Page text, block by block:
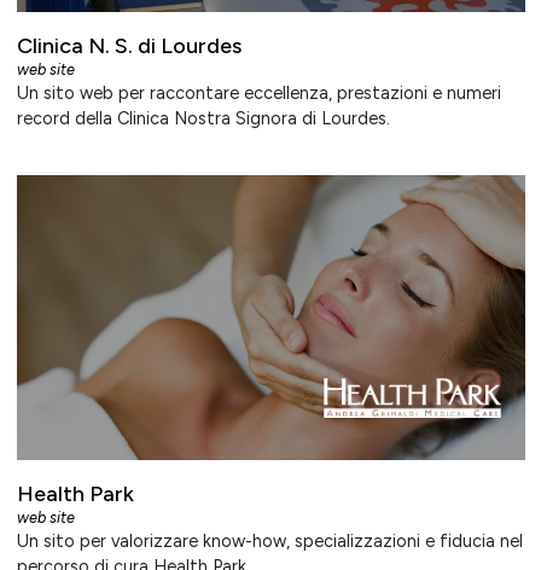
Clinica N. S. di Lourdes
web site
Un sito web per raccontare eccellenza, prestazioni e numeri
record della Clinica Nostra Signora di Lourdes.
Health Park
web site
Un sito per valorizzare know-how, specializzazioni e fiducia nel